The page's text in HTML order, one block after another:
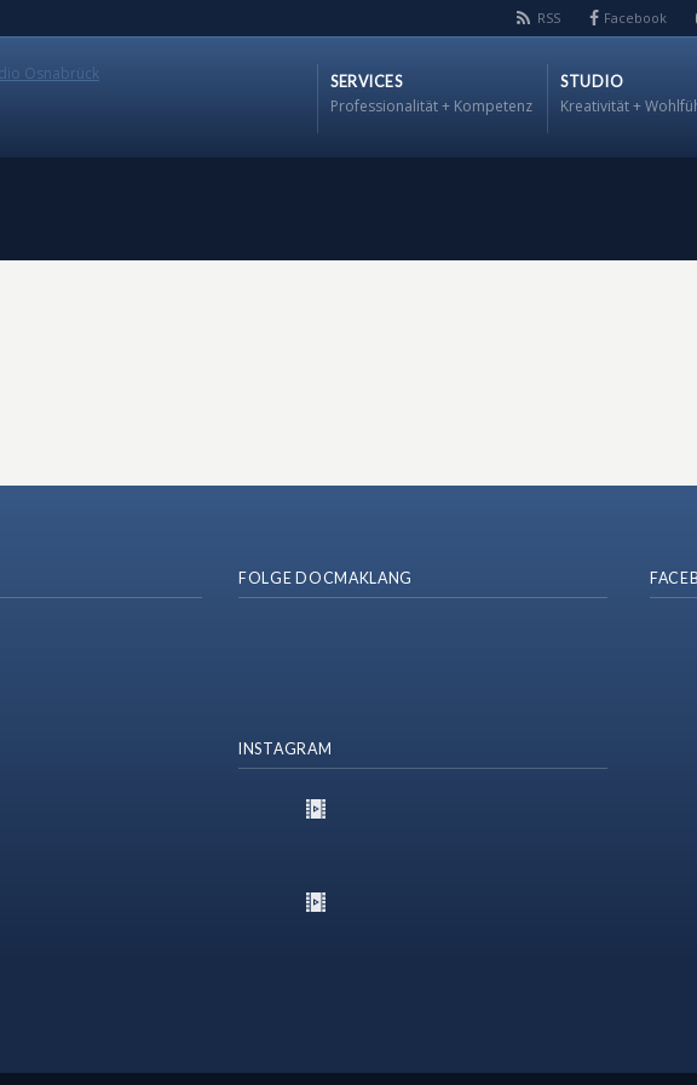
RSS Facebook
SERVICES
Professionalität + Kompetenz
STUDIO
Kreativität +
FOLGE DOCMAKLANG
INSTAGRAM